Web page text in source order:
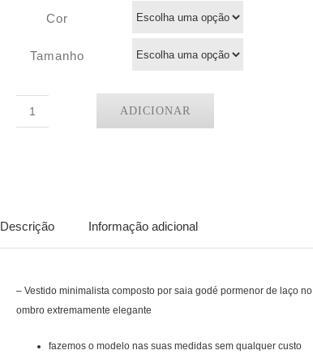
Cor
Tamanho
ADICIONAR
Descrição Informação adicional
– Vestido minimalista composto por saia godé pormenor de laço no
ombro extremamente elegante
fazemos o modelo nas suas medidas sem qualquer custo